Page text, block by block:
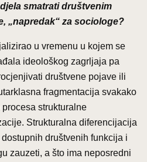
smatrati društvenim
„napredak“ za sociologe?
u vremenu u kojem se
ideološkog zagrljaja pa
društvene pojave ili
fragmentacija svakako
strukturalne
Strukturalna diferencijacija
društvenih funkcija i
zauzeti, a što ima neposredni